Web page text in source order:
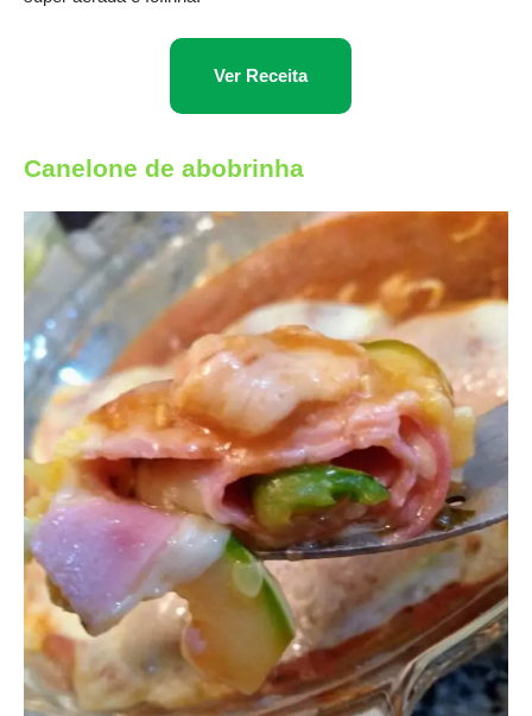
Ver Receita
Canelone de abobrinha